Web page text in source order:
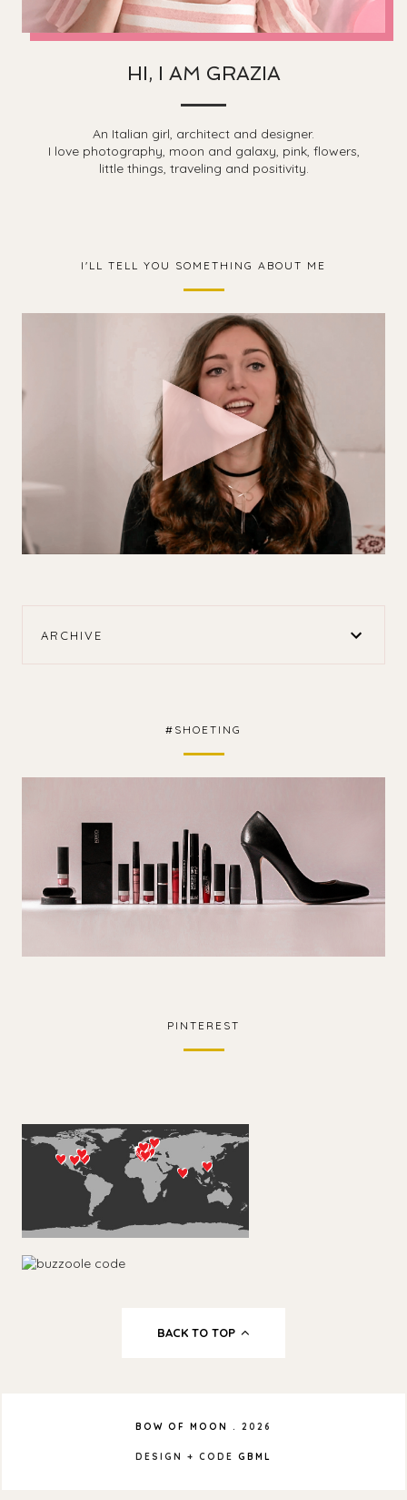
HI, I AM GRAZIA
An Italian girl, architect and designer.
I love photography, moon and galaxy, pink, flowers,
little things, traveling and positivity.
I'LL TELL YOU SOMETHING ABOUT ME
ARCHIVE
#SHOETING
PINTEREST
BACK TO TOP
BOW OF MOON . 2026
DESIGN + CODE GBML